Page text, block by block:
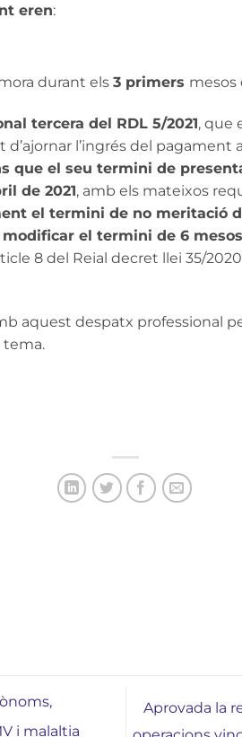
eren:
durant els 3 primers mesos
tercera del RDL 5/2021, que
l’ingrés del pagament
que el seu termini de
de 2021, amb els mateixos
el termini de no meritació
el termini de 6
8 del Reial decret llei 35/
aquest despatx professional
i malaltia
Aprovada la